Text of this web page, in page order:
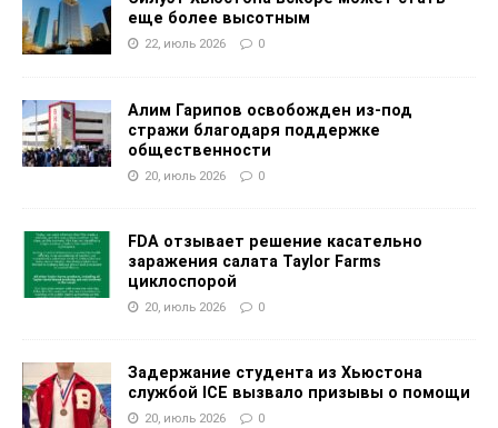
еще более высотным
22, июль 2026 0
Алим Гарипов освобожден из-под
стражи благодаря поддержке
общественности
20, июль 2026 0
FDA отзывает решение касательно
заражения салата Taylor Farms
циклоспорой
20, июль 2026 0
Задержание студента из Хьюстона
службой ICE вызвало призывы о помощи
20, июль 2026 0